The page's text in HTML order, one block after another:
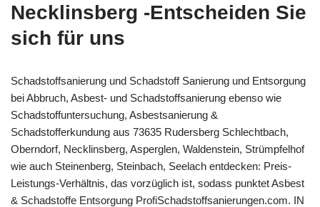
Necklinsberg -Entscheiden Sie
sich für uns
Schadstoffsanierung und Schadstoff Sanierung und Entsorgung
bei Abbruch, Asbest- und Schadstoffsanierung ebenso wie
Schadstoffuntersuchung, Asbestsanierung &
Schadstofferkundung aus 73635 Rudersberg Schlechtbach,
Oberndorf, Necklinsberg, Asperglen, Waldenstein, Strümpfelhof
wie auch Steinenberg, Steinbach, Seelach entdecken: Preis-
Leistungs-Verhältnis, das vorzüglich ist, sodass punktet Asbest
& Schadstoffe Entsorgung ProfiSchadstoffsanierungen.com. IN